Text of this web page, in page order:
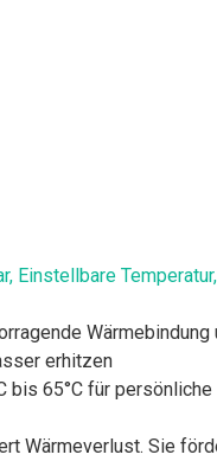
Einstellbare
Wärmebindung
erhitzen
bis 65°C für
Wärmeverlust. Sie